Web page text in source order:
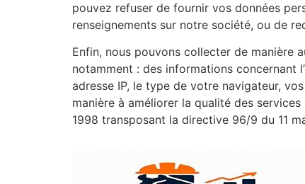
pouvez refuser de fournir vos données
renseignements sur notre société, ou de
Enfin, nous pouvons collecter de manière
notamment : des informations concernant
adresse IP, le type de votre navigateur,
manière à améliorer la qualité des
1998 transposant la directive 96/9 du 11